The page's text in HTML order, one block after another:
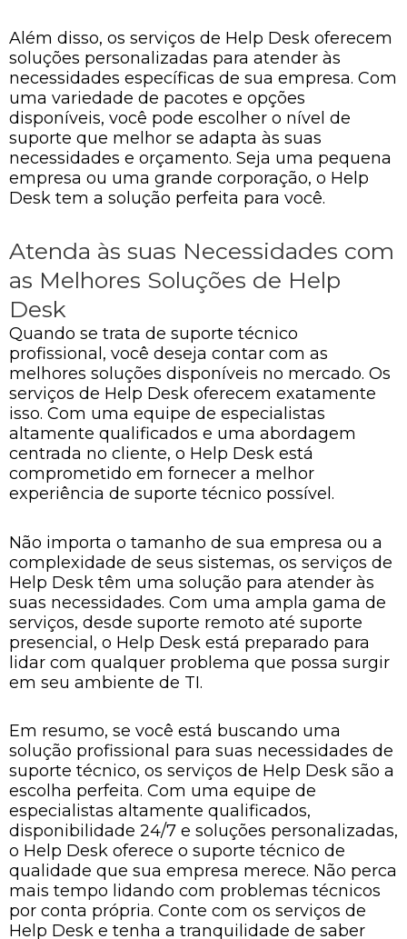
Além disso, os serviços de Help Desk oferecem
soluções personalizadas para atender às
necessidades específicas de sua empresa. Com
uma variedade de pacotes e opções
disponíveis, você pode escolher o nível de
suporte que melhor se adapta às suas
necessidades e orçamento. Seja uma pequena
empresa ou uma grande corporação, o Help
Desk tem a solução perfeita para você.
Atenda às suas Necessidades com
as Melhores Soluções de Help
Desk
Quando se trata de suporte técnico
profissional, você deseja contar com as
melhores soluções disponíveis no mercado. Os
serviços de Help Desk oferecem exatamente
isso. Com uma equipe de especialistas
altamente qualificados e uma abordagem
centrada no cliente, o Help Desk está
comprometido em fornecer a melhor
experiência de suporte técnico possível.
Não importa o tamanho de sua empresa ou a
complexidade de seus sistemas, os serviços de
Help Desk têm uma solução para atender às
suas necessidades. Com uma ampla gama de
serviços, desde suporte remoto até suporte
presencial, o Help Desk está preparado para
lidar com qualquer problema que possa surgir
em seu ambiente de TI.
Em resumo, se você está buscando uma
solução profissional para suas necessidades de
suporte técnico, os serviços de Help Desk são a
escolha perfeita. Com uma equipe de
especialistas altamente qualificados,
disponibilidade 24/7 e soluções personalizadas,
o Help Desk oferece o suporte técnico de
qualidade que sua empresa merece. Não perca
mais tempo lidando com problemas técnicos
por conta própria. Conte com os serviços de
Help Desk e tenha a tranquilidade de saber